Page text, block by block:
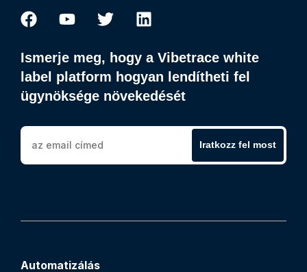
Ismerje meg, hogy a Vibetrace white
label platform hogyan lendítheti fel
ügynöksége növekedését
Iratkozz fel most
Automatizálás